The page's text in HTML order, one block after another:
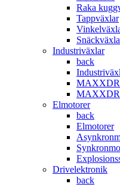
Raka
Tappväxlar
Industriväxlar
back
Elmotorer
back
Elmotorer
Drivelektronik
back